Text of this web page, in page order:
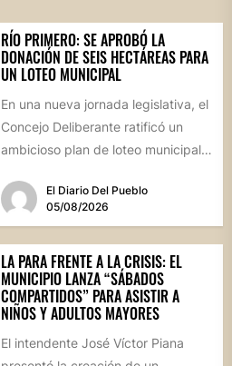
RÍO PRIMERO: SE APROBÓ LA
DONACIÓN DE SEIS HECTÁREAS PARA
UN LOTEO MUNICIPAL
En una nueva jornada legislativa, el
Concejo Deliberante ratificó un
ambicioso plan de loteo municipal,
por...
El Diario Del Pueblo
05/08/2026
LA PARA FRENTE A LA CRISIS: EL
MUNICIPIO LANZA “SÁBADOS
COMPARTIDOS” PARA ASISTIR A
NIÑOS Y ADULTOS MAYORES
El intendente José Víctor Piana